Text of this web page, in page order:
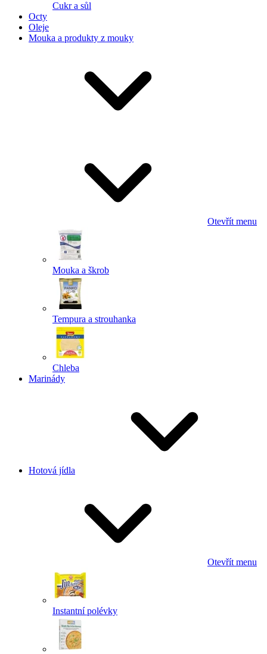
Cukr a sůl
Octy
Oleje
Mouka a produkty z mouky
Otevřít menu
Mouka a škrob
Tempura a strouhanka
Chleba
Marinády
Hotová jídla
Otevřít menu
Instantní polévky
Powered by chaterimo